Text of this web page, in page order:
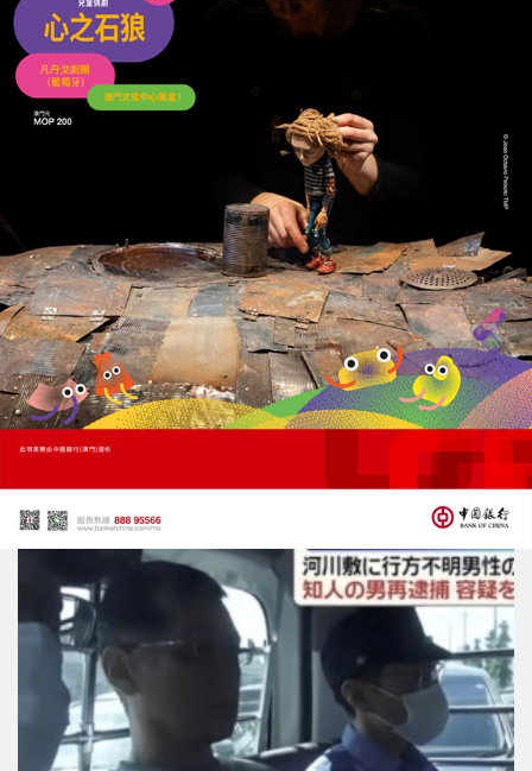
日本次輪賭場牌照招商遇冷
二線城市與高門檻窒礙投資
03/08/2026
日本熊本縣發生7.1級地震
已致13死
29/07/2026 34979